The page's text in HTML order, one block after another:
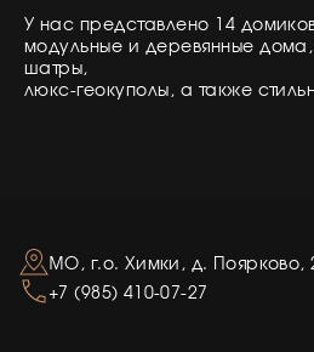
У нас представлено 14
модульные и деревянные
шатры,
МО, г.о. Химки, д. Поярково,
+7 (985) 410-07-27